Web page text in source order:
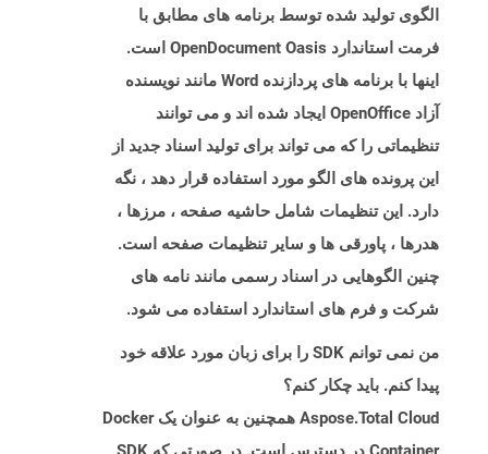
الگوی تولید شده توسط برنامه های مطابق با
فرمت استاندارد OpenDocument Oasis است.
اینها با برنامه های پردازنده Word مانند نویسنده
آزاد OpenOffice ایجاد شده اند و می توانند
تنظیماتی را که می تواند برای تولید اسناد جدید از
این پرونده های الگو مورد استفاده قرار دهد ، نگه
دارد. این تنظیمات شامل حاشیه صفحه ، مرزها ،
هدرها ، پاورقی ها و سایر تنظیمات صفحه است.
چنین الگوهایی در اسناد رسمی مانند نامه های
شرکت و فرم های استاندارد استفاده می شود.
من نمی توانم SDK را برای زبان مورد علاقه خود
پیدا کنم. باید چکار کنم؟
Aspose.Total Cloud همچنین به عنوان یک Docker